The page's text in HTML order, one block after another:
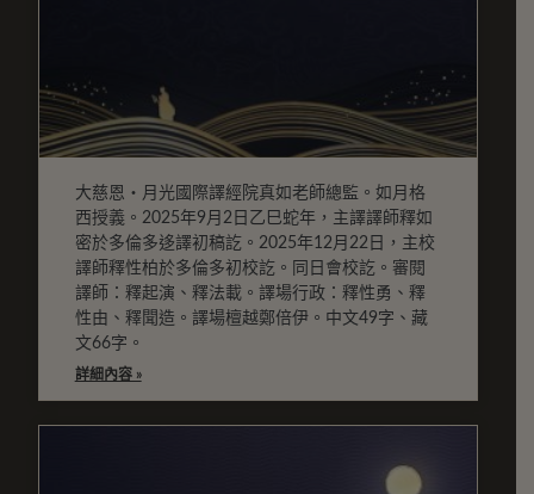
大慈恩・月光國際譯經院真如老師總監。如月格
西授義。2025年9月2日乙巳蛇年，主譯譯師釋如
密於多倫多迻譯初稿訖。2025年12月22日，主校
譯師釋性柏於多倫多初校訖。同日會校訖。審閱
譯師：釋起演、釋法載。譯場行政：釋性勇、釋
性由、釋聞造。譯場檀越鄭倍伊。中文49字、藏
文66字。
詳細內容 »